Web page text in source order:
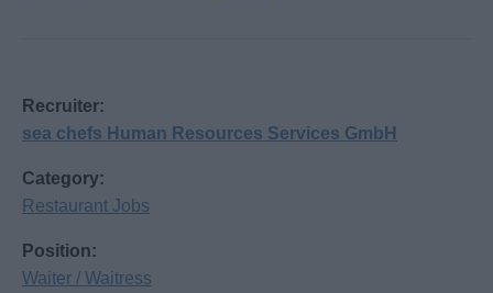
Recruiter:
sea chefs Human Resources Services GmbH
Category:
Restaurant Jobs
Position:
Waiter / Waitress